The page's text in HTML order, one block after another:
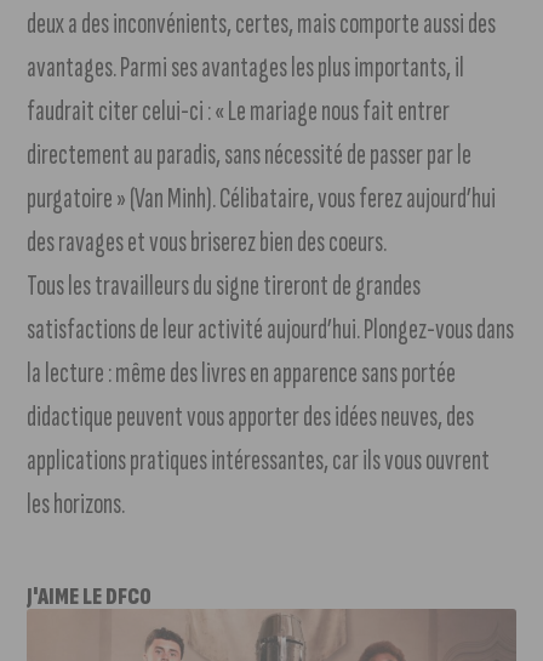
deux a des inconvénients, certes, mais comporte aussi des
avantages. Parmi ses avantages les plus importants, il
faudrait citer celui-ci : « Le mariage nous fait entrer
directement au paradis, sans nécessité de passer par le
purgatoire » (Van Minh). Célibataire, vous ferez aujourd’hui
des ravages et vous briserez bien des coeurs.
Tous les travailleurs du signe tireront de grandes
satisfactions de leur activité aujourd’hui. Plongez-vous dans
la lecture : même des livres en apparence sans portée
didactique peuvent vous apporter des idées neuves, des
applications pratiques intéressantes, car ils vous ouvrent
les horizons.
J'AIME LE DFCO